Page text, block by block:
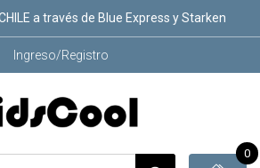
a través de Blue Express y Starken
Ingreso/Registro
0